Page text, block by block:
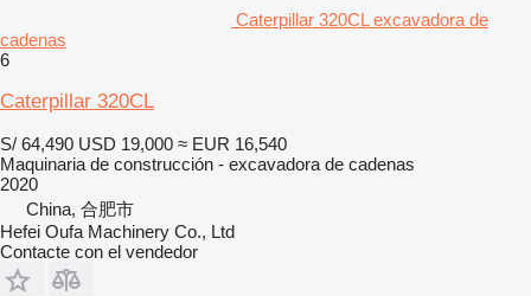
Caterpillar 320CL excavadora de
cadenas
6
Caterpillar 320CL
S/ 64,490 USD 19,000 ≈ EUR 16,540
Maquinaria de construcción - excavadora de cadenas
2020
China, 合肥市
Hefei Oufa Machinery Co., Ltd
Contacte con el vendedor